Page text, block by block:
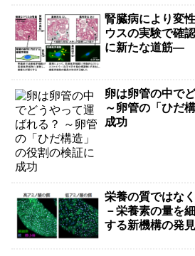
腎臓病により変
ウスの実験で確
に新たな道筋―
卵は卵管の中で
～卵管の「ひだ
成功
栄養の質ではな
－栄養素の量を
する新機構の発